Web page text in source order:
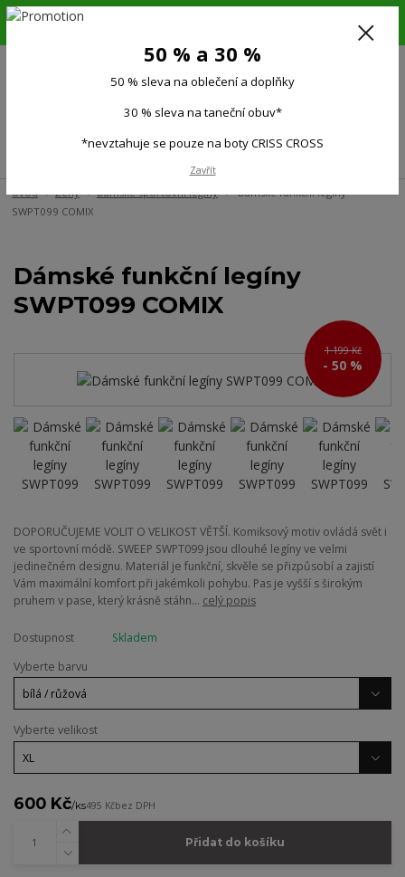
6.-16.8.26. DOVOLENÁ !!! 50 % SLEVA na všechno oblečení a doplňky !!!
(Po-Pá 9:00-15.00)
Úvod Ženy Dámské sportovní legíny
Dámské funkční legíny
SWPT099 COMIX
Dámské funkční legíny
SWPT099 COMIX
1 199 Kč
- 50 %
DOPORUČUJEME VOLIT O VELIKOST VĚTŠÍ. Komiksový motiv ovládá svět i
ve sportovní módě. SWEEP SWPT099 jsou dlouhé legíny ve velmi
jedinečném designu. Materiál je funkční, skvěle se přizpůsobí a zajistí
Vám maximální komfort při jakémkoli pohybu. Pas je vyšší s širokým
pruhem v pase, který krásně stáhn... celý popis
Dostupnost
Skladem
Vyberte barvu
Vyberte velikost
600 Kč/ks495 Kčbez DPH
Přidat do košíku
50 % a 30 %
50 % sleva na oblečení a doplňky
30 % sleva na taneční obuv*
*nevztahuje se pouze na boty CRISS CROSS
Zavřít